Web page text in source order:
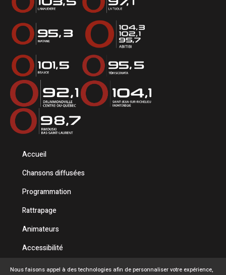
Accueil
Chansons diffusées
Programmation
Rattrapage
Animateurs
Accessibilité
Politique de confidentialité
Nous faisons appel à des technologies afin de personnaliser votre expérience,